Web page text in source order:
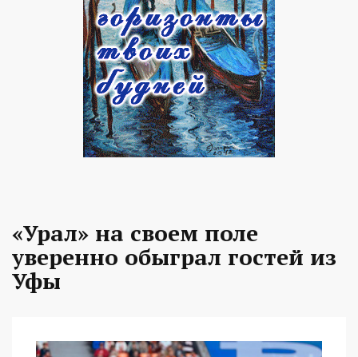
«Урал» на своем поле
уверенно обыграл гостей из
Уфы